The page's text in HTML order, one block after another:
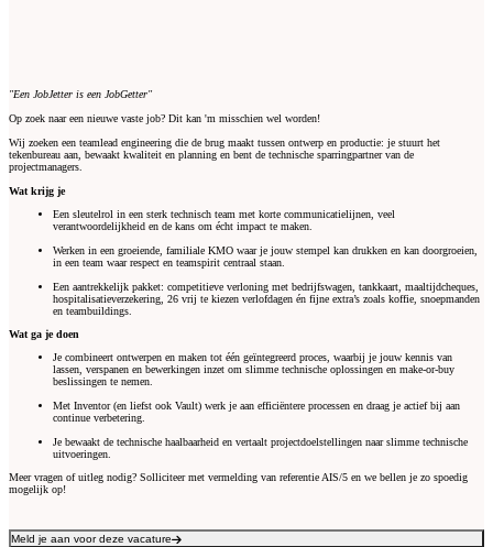
"Een JobJetter is een JobGetter"
Op zoek naar een nieuwe vaste job? Dit kan 'm misschien wel worden!
Wij zoeken een teamlead engineering die de brug maakt tussen ontwerp en productie: je stuurt het
tekenbureau aan, bewaakt kwaliteit en planning en bent de technische sparringpartner van de
projectmanagers.
Wat krijg je
Een sleutelrol in een sterk technisch team met korte communicatielijnen, veel
verantwoordelijkheid en de kans om écht impact te maken.
Werken in een groeiende, familiale KMO waar je jouw stempel kan drukken en kan doorgroeien,
in een team waar respect en teamspirit centraal staan.
Een aantrekkelijk pakket: competitieve verloning met bedrijfswagen, tankkaart, maaltijdcheques,
hospitalisatieverzekering, 26 vrij te kiezen verlofdagen én fijne extra’s zoals koffie, snoepmanden
en teambuildings.
Wat ga je doen
Je combineert ontwerpen en maken tot één geïntegreerd proces, waarbij je jouw kennis van
lassen, verspanen en bewerkingen inzet om slimme technische oplossingen en make-or-buy
beslissingen te nemen.
Met Inventor (en liefst ook Vault) werk je aan efficiëntere processen en draag je actief bij aan
continue verbetering.
Je bewaakt de technische haalbaarheid en vertaalt projectdoelstellingen naar slimme technische
uitvoeringen.
Meer vragen of uitleg nodig? Solliciteer met vermelding van referentie AIS/5 en we bellen je zo spoedig
mogelijk op!
Meld je aan voor deze vacature